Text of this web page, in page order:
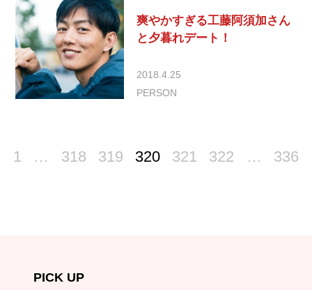
爽やかすぎる工藤阿須加さん
と夕暮れデート！
2018.4.25
PERSON
1 … 318 319 320 321 322 … 336
PICK UP